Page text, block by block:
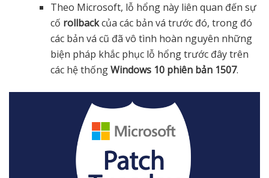
Theo Microsoft, lỗ hổng này liên quan đến sự
cố rollbackcủa các bản vá trước đó, trong đó
các bản vá cũ đã vô tình hoàn nguyên những
biện pháp khắc phục lỗ hổng trước đây trên
các hệ thốngWindows 10 phiên bản 1507.